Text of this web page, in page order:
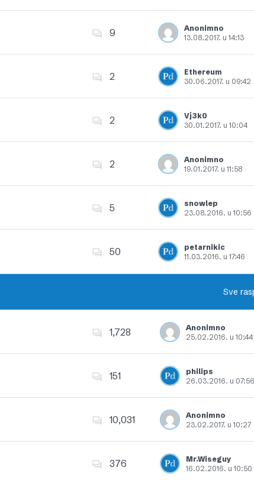
Dodajte u favorite
9
Anonimno
13.08.2017. u 14:13
Dodajte u favorite
2
Ethereum
30.06.2017. u 09:42
Dodajte u favorite
2
Vj3k0
30.01.2017. u 10:04
Dodajte u favorite
2
Anonimno
19.01.2017. u 11:58
Dodajte u favorite
5
snowlep
23.08.2016. u 10:56
Dodajte u favorite
50
petarnikic
11.03.2016. u 17:46
Dodajte u favorite
Sve
1,728
Anonimno
25.02.2016. u 10:44
Dodajte u favorite
151
philips
26.03.2016. u 07:56
Dodajte u favorite
10,031
Anonimno
23.02.2017. u 10:27
Dodajte u favorite
376
Mr.Wiseguy
16.02.2016. u 10:50